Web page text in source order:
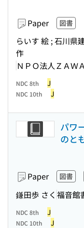
Paper 図書
らいす 絵 ; 石川県
作
ＮＰＯ法人ＺＡＷ
NDC 8th J
NDC 10th J
パワ
のと
Paper 図書
鎌田歩 さく 福音館
NDC 8th J
NDC 10th J